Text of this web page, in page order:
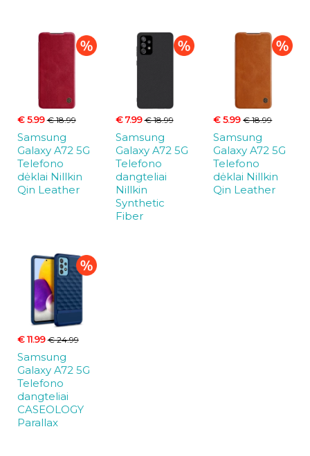
€ 5.99€ 18.99
Samsung
Galaxy A72 5G
Telefono
dėklai Nillkin
Qin Leather
€ 7.99€ 18.99
Samsung
Galaxy A72 5G
Telefono
dangteliai
Nillkin
Synthetic
Fiber
€ 5.99€ 18.99
Samsung
Galaxy A72 5G
Telefono
dėklai Nillkin
Qin Leather
€ 11.99€ 24.99
Samsung
Galaxy A72 5G
Telefono
dangteliai
CASEOLOGY
Parallax